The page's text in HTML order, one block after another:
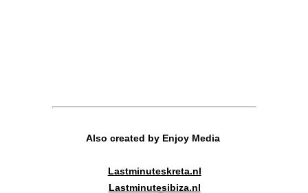
Also created by Enjoy Media
Lastminuteskreta.nl
Lastminutesibiza.nl